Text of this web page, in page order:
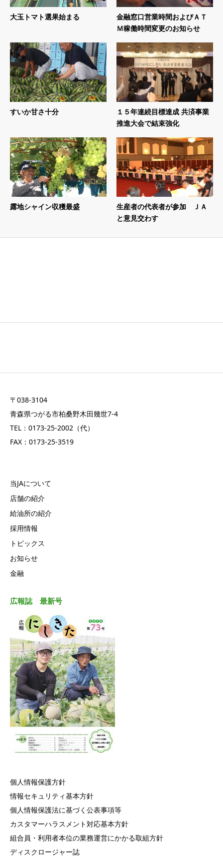
大玉トマト選果始まる
金融窓口営業時間およびＡＴ
Ｍ稼働時間変更のお知らせ
すいか甘さ十分
１５年連続目標達成 共済事業
推進大会で結束強化
露地シャイン収穫最盛
生産者の代表者が参加 ＪＡ
と意見交わす
〒038-3104
青森県つがる市柏桑野木田幾世7-4
TEL：0173-25-2002（代）
FAX：0173-25-3519
当JAについて
店舗の紹介
給油所の紹介
採用情報
トピックス
お知らせ
金融
広報誌 最新号
個人情報保護方針
情報セキュリティ基本方針
個人情報保護法に基づく公表事項等
カスタマーハラスメント対応基本方針
組合員・利用者本位の業務運営にかかる取組方針
ディスクロージャー誌